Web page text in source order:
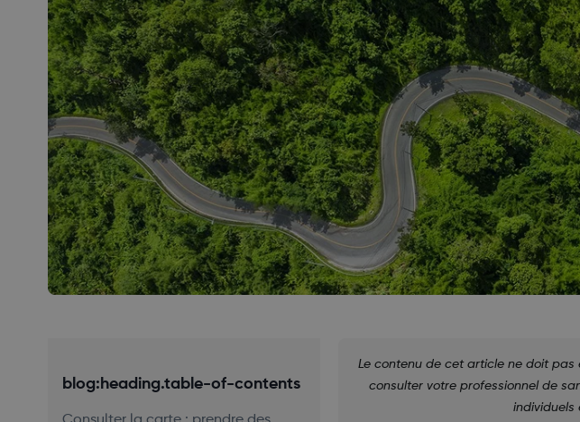
blog:heading.table-of-contents
Le contenu de cet article ne doit pas
consulter votre professionnel de
individuels